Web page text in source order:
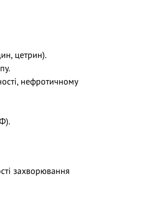
цетрин).
нефротичному
захворювання